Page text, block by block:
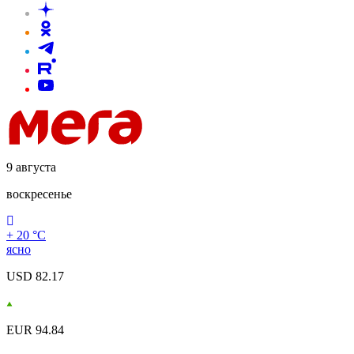
9 августа
воскресенье
+ 20 °С
ясно
USD 82.17
EUR 94.84